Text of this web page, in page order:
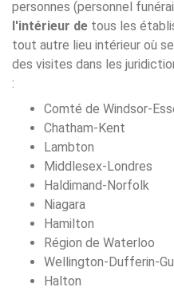
personnes (personnel
l'intérieur de tous les
tout autre lieu intérieur où
des visites dans les
:
Comté de Windsor-
Chatham-Kent
Lambton
Middlesex-Londres
Haldimand-Norfolk
Niagara
Hamilton
Région de Waterloo
Wellington-Dufferin-
Halton